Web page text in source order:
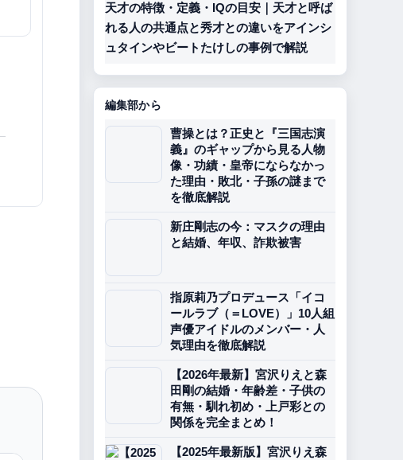
天才の特徴・定義・IQの目安｜天才と呼ば
れる人の共通点と秀才との違いをアインシ
ュタインやビートたけしの事例で解説
編集部から
曹操とは？正史と『三国志演
義』のギャップから見る人物
像・功績・皇帝にならなかっ
た理由・敗北・子孫の謎まで
を徹底解説
新庄剛志の今：マスクの理由
と結婚、年収、詐欺被害
指原莉乃プロデュース「イコ
ールラブ（＝LOVE）」10人組
声優アイドルのメンバー・人
気理由を徹底解説
【2026年最新】宮沢りえと森
田剛の結婚・年齢差・子供の
有無・馴れ初め・上戸彩との
関係を完全まとめ！
【2025年最新版】宮沢りえ森